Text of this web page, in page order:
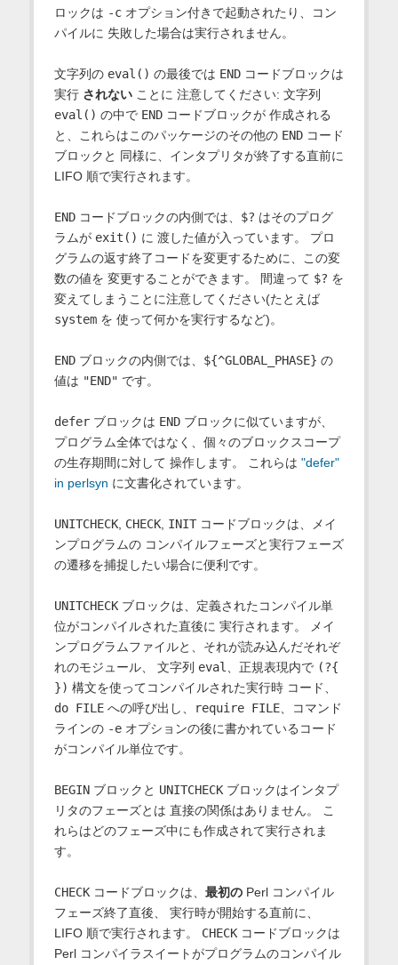
ロックは -cオプション付きで起動されたり、コン
パイルに 失敗した場合は実行されません。
文字列の eval() の最後では ENDコードブロックは
実行 されないことに 注意してください: 文字列
eval() の中で ENDコードブロックが 作成される
と、これらはこのパッケージのその他の ENDコード
ブロックと 同様に、インタプリタが終了する直前に
LIFO 順で実行されます。
ENDコードブロックの内側では、 $? はそのプログ
ラムが exit() に 渡した値が入っています。 プロ
グラムの返す終了コードを変更するために、この変
数の値を 変更することができます。 間違って $? を
変えてしまうことに注意してください(たとえば
systemを 使って何かを実行するなど)。
ENDブロックの内側では、 ${^GLOBAL_PHASE} の
値は "END" です。
deferブロックは ENDブロックに似ていますが、
プログラム全体ではなく、個々のブロックスコープ
の生存期間に対して 操作します。 これらは "defer"
in perlsyn に文書化されています。
UNITCHECK, CHECK, INITコードブロックは、メイ
ンプログラムの コンパイルフェーズと実行フェーズ
の遷移を捕捉したい場合に便利です。
UNITCHECKブロックは、定義されたコンパイル単
位がコンパイルされた直後に 実行されます。 メイ
ンプログラムファイルと、それが読み込んだそれぞ
れのモジュール、 文字列 eval 、正規表現内で (?{
}) 構文を使ってコンパイルされた実行時 コード、
do FILEへの呼び出し、 require FILE、コマンド
ラインの -eオプションの後に書かれているコード
がコンパイル単位です。
BEGINブロックと UNITCHECKブロックはインタプ
リタのフェーズとは 直接の関係はありません。 こ
れらはどのフェーズ中にも作成されて実行されま
す。
CHECKコードブロックは、 最初のPerl コンパイル
フェーズ終了直後、 実行時が開始する直前に、
LIFO 順で実行されます。 CHECKコードブロックは
Perl コンパイラスイートがプログラムのコンパイル